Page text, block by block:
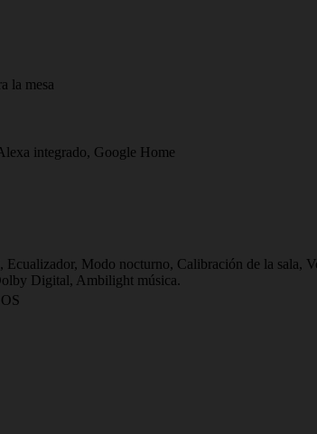
la mesa
integrado, Google Home
Modo nocturno, Calibración de la sala,
Digital, Ambilight música.